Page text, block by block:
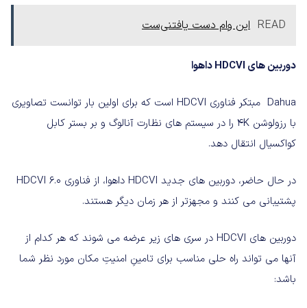
READ این وام دست یافتنی‌ست
دوربینهای داهوا
Dahua مبتکر فناوری
است که برای اولین بار توانست تصاویری
با رزولوشن
را در سیستم های نظارت آنالوگ و بر بستر کابل
کواکسیال انتقال دهد.
در حال حاضر، دوربین های جدید داهوا، از فناوری
پشتیبانی می کنند و مجهزتر از هر زمان دیگر هستند.
دوربین های
در سری های زیر عرضه می شوند که هر کدام از
آنها می تواند راه حلی مناسب برای تامینِ امنیتِ مکان مورد نظر شما
باشد: